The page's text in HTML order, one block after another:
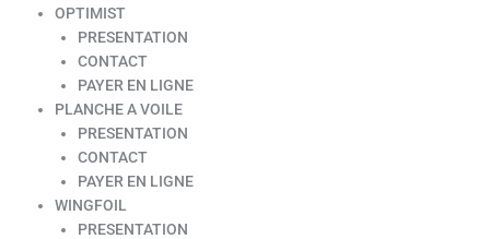
OPTIMIST
PRESENTATION
CONTACT
PAYER EN LIGNE
PLANCHE A VOILE
PRESENTATION
CONTACT
PAYER EN LIGNE
WINGFOIL
PRESENTATION